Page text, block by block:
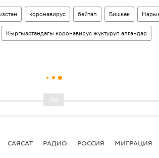
коронавирус бейтап Бишкек
Кыргызстандагы коронавирус жуктуруп алгандар
САЯСАТ РАДИО РОССИЯ МИГРАЦИЯ